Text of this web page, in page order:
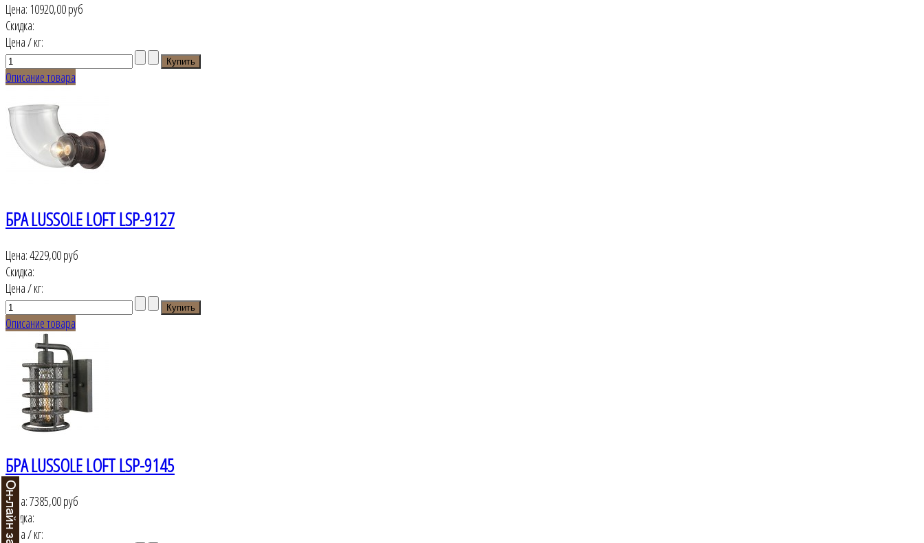
Цена: 10920,00 руб
Скидка:
Цена / кг:
Описание товара
БРА LUSSOLE LOFT LSP-9127
Цена:4229,00 руб
Скидка:
Цена / кг:
Описание товара
БРА LUSSOLE LOFT LSP-9145
Цена:7385,00 руб
Скидка:
Цена / кг: